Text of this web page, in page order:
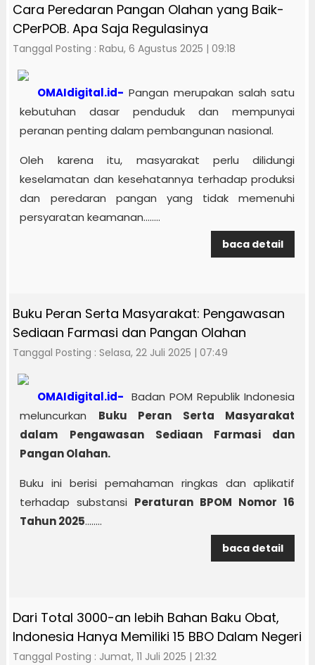
Cara Peredaran Pangan Olahan yang Baik-
CPerPOB. Apa Saja Regulasinya
Tanggal Posting : Rabu, 6 Agustus 2025 | 09:18
OMAIdigital.id- Pangan merupakan salah satu
kebutuhan dasar penduduk dan mempunyai
peranan penting dalam pembangunan nasional.
Oleh karena itu, masyarakat perlu dilidungi
keselamatan dan kesehatannya terhadap produksi
dan peredaran pangan yang tidak memenuhi
persyaratan keamanan........
baca detail
Buku Peran Serta Masyarakat: Pengawasan
Sediaan Farmasi dan Pangan Olahan
Tanggal Posting : Selasa, 22 Juli 2025 | 07:49
OMAIdigital.id- Badan POM Republik Indonesia
meluncurkan Buku Peran Serta Masyarakat
dalam Pengawasan Sediaan Farmasi dan
Pangan Olahan.
Buku ini berisi pemahaman ringkas dan aplikatif
terhadap substansi Peraturan BPOM Nomor 16
Tahun 2025........
baca detail
Dari Total 3000-an lebih Bahan Baku Obat,
Indonesia Hanya Memiliki 15 BBO Dalam Negeri
Tanggal Posting : Jumat, 11 Juli 2025 | 21:32